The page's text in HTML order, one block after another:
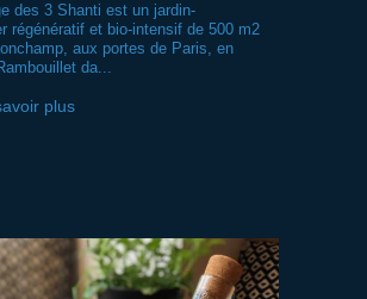
des 3 Shanti est un jardin-
régénératif et bio-intensif de 500 m2
aux portes de Paris, en
da...
plus